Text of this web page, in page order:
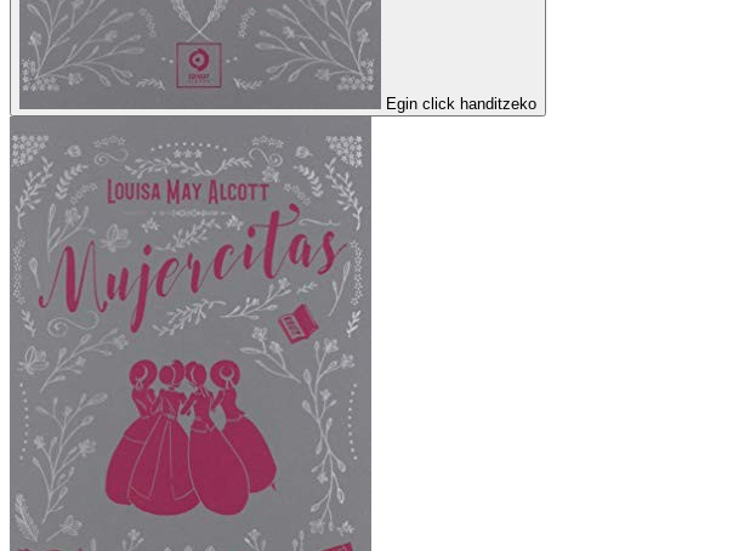
Egin click handitzeko